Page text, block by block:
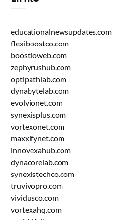
educationalnewsupdates.com
flexiboostco.com
boostioweb.com
zephyrushub.com
optipathlab.com
dynabytelab.com
evolvionet.com
synexisplus.com
vortexonet.com
maxxifynet.com
innovexahub.com
dynacorelab.com
synexistechco.com
truvivopro.com
vividusco.com
vortexahq.com